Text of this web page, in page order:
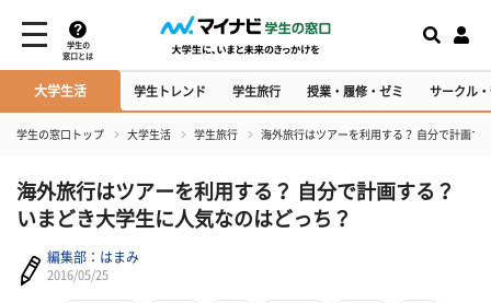
学生の
窓口とは
大学生活 学生トレンド 学生旅行 授業・履修・ゼミ サークル
学生の窓口トップ 大学生活 学生旅行 海外旅行はツアーを利用する？ 自分で計画す
海外旅行はツアーを利用する？ 自分で計画する？
いまどき大学生に人気なのはどっち？
編集部：はまみ
2016/05/25